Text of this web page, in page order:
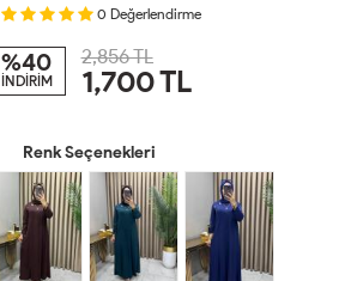
0 Değerlendirme
%40
İNDİRİM
2,856 TL
1,700TL
Renk Seçenekleri